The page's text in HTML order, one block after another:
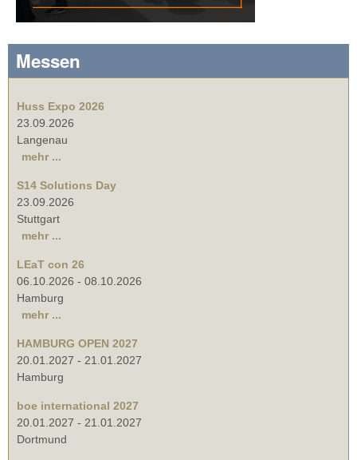
Messen
Huss Expo 2026
23.09.2026
Langenau
mehr ...
S14 Solutions Day
23.09.2026
Stuttgart
mehr ...
LEaT con 26
06.10.2026 - 08.10.2026
Hamburg
mehr ...
HAMBURG OPEN 2027
20.01.2027 - 21.01.2027
Hamburg
boe international 2027
20.01.2027 - 21.01.2027
Dortmund